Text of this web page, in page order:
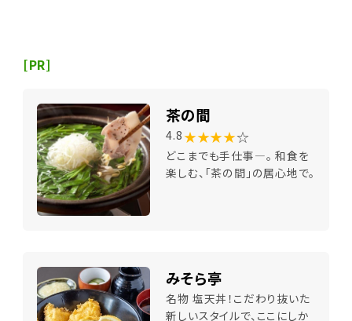
[PR]
茶の間
4.8 ★★★★☆
どこまでも手仕事―。 和食を
楽しむ、「茶の間」の居心地で。
みそら亭
名物 塩天丼！こだわり抜いた
新しいスタイルで、ここにしか